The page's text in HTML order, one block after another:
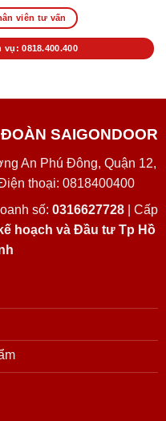
viên tư vấn
0818.400.400
SAIGONDOOR
An Phú Đông, Quận 12,
thoại: 0818400400
số: 0316627728| Cấp
hoạch và Đầu tư Tp Hồ